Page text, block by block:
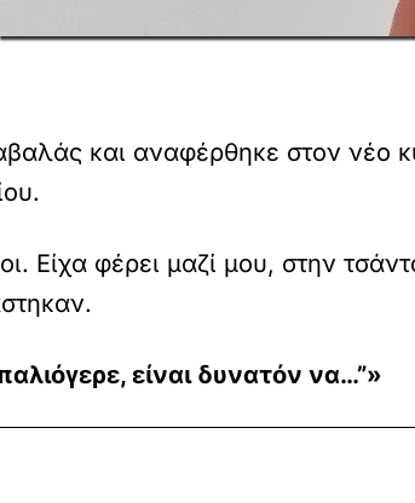
και αναφέρθηκε στον νέο
Είχα φέρει μαζί μου, στην
είναι δυνατόν να…”»